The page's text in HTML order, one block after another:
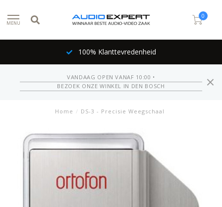
MENU
0
100% Klanttevredenheid
VANDAAG OPEN VANAF 10:00 •
BEZOEK ONZE WINKEL IN DEN BOSCH
Home / DS-3 - Precisie Weegschaal